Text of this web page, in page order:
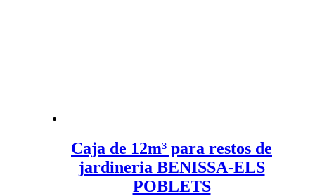
Caja de 12m³ para restos de
jardineria BENISSA-ELS
POBLETS